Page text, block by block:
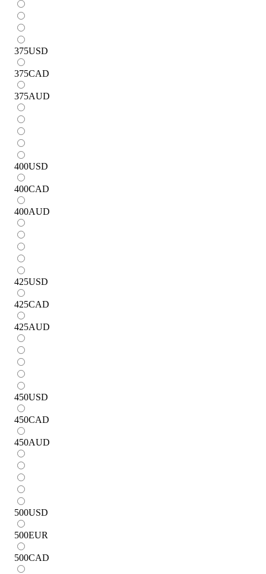
375USD
375CAD
375AUD
400USD
400CAD
400AUD
425USD
425CAD
425AUD
450USD
450CAD
450AUD
500USD
500EUR
500CAD